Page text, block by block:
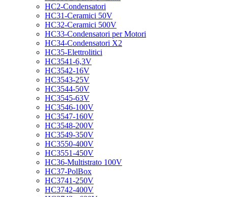
HC2-Condensatori
HC31-Ceramici 50V
HC32-Ceramici 500V
HC33-Condensatori per Motori
HC34-Condensatori X2
HC35-Elettrolitici
HC3541-6,3V
HC3542-16V
HC3543-25V
HC3544-50V
HC3545-63V
HC3546-100V
HC3547-160V
HC3548-200V
HC3549-350V
HC3550-400V
HC3551-450V
HC36-Multistrato 100V
HC37-PolBox
HC3741-250V
HC3742-400V